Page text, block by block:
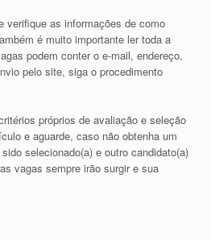
verifique as informações de como
é muito importante ler toda a
podem conter o e-mail, endereço,
pelo site, siga o procedimento
próprios de avaliação e seleção
e aguarde, caso não obtenha um
selecionado(a) e outro candidato(a)
vagas sempre irão surgir e sua